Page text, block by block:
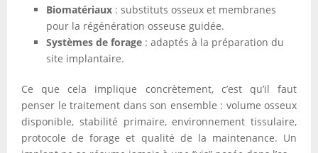
Biomatériaux : substituts osseux et membranes
pour la régénération osseuse guidée.
Systèmes de forage : adaptés à la préparation du
site implantaire.
Ce que cela implique concrètement, c’est qu’il faut
penser le traitement dans son ensemble : volume osseux
disponible, stabilité primaire, environnement tissulaire,
protocole de forage et qualité de la maintenance. Un